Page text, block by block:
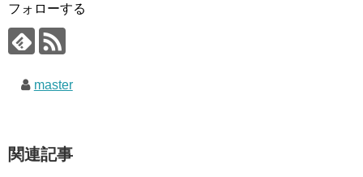
フォローする
master
関連記事